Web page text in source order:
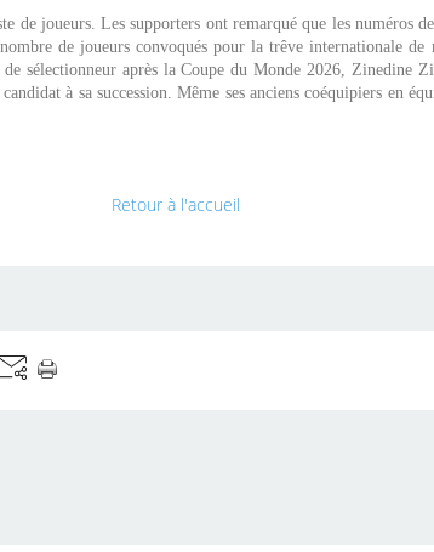
de joueurs. Les supporters ont remarqué que les numéros de
de joueurs convoqués pour la trêve internationale de
sélectionneur après la Coupe du Monde 2026, Zinedine
à sa succession. Même ses anciens coéquipiers en
Retour à l'accueil